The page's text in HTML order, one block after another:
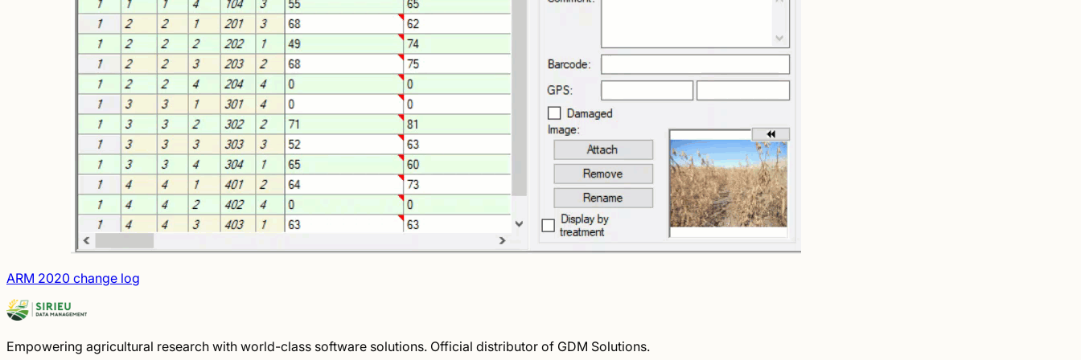
ARM 2020 change log
Empowering agricultural research with world-class software solutions. Official distributor of GDM Solutions.